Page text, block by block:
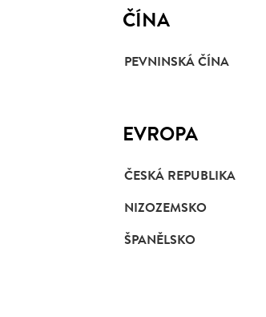
ČÍNA
PEVNINSKÁ ČÍNA
EVROPA
ČESKÁ REPUBLIKA
NIZOZEMSKO
ŠPANĚLSKO